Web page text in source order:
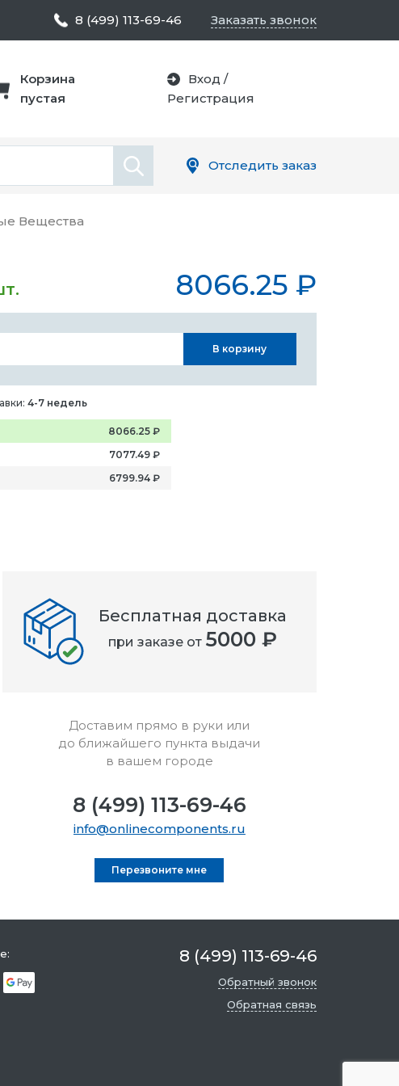
Вещества
8066.25 ₽
В корзину
4-7 недель
8066.25₽
7077.49₽
6799.94₽
Бесплатная доставка
при заказе от 5000 ₽
Доставим прямо в руки или
до ближайшего пункта выдачи
в вашем городе
8 (499) 113-69-46
info@onlinecomponents.ru
Перезвоните мне
8 (499) 113-69-46 Заказать звонок
Корзина
пустая
Вход /
Регистрация
Отследить заказ
8 (499) 113-69-46
Обратный звонок
Обратная связь